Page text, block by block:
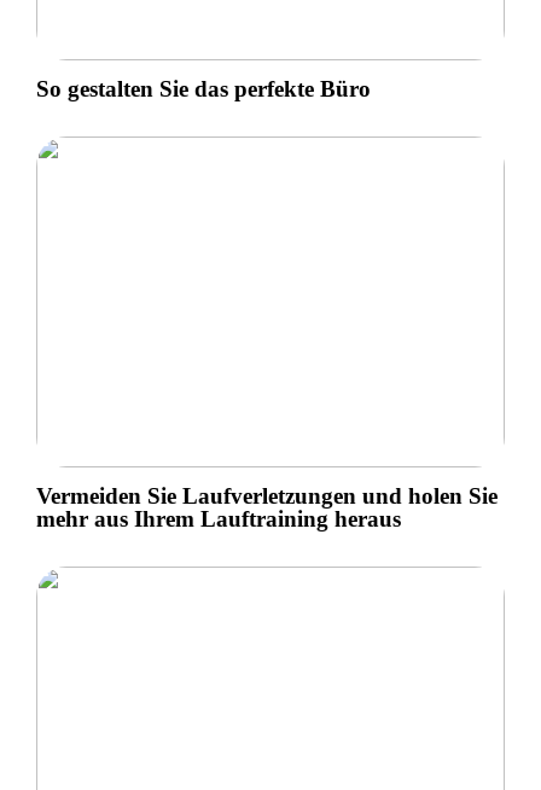
So gestalten Sie das perfekte Büro
Vermeiden Sie Laufverletzungen und holen Sie
mehr aus Ihrem Lauftraining heraus